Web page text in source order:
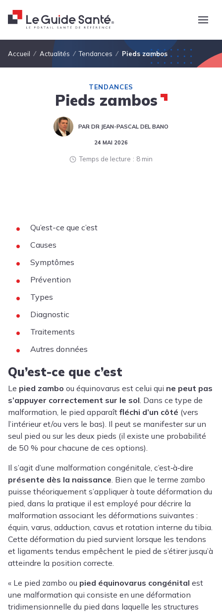
Fil d'Ariane
Accueil Actualités Tendances Pieds zambos
TENDANCES
Pieds zambos
PAR DR JEAN-PASCAL DEL BANO
24 MAI 2026
Temps de lecture 8 min
Qu’est-ce que c’est
Causes
Symptômes
Prévention
Types
Diagnostic
Traitements
Autres données
Qu’est-ce que c’est
Le pied zambo ou équinovarus est celui qui ne peut pas
s’appuyer correctement sur le sol. Dans ce type de
malformation, le pied apparaît fléchi d’un côté (vers
l’intérieur et/ou vers le bas). Il peut se manifester sur un
seul pied ou sur les deux pieds (il existe une probabilité
de 50 % pour chacune de ces options).
Il s’agit d’une malformation congénitale, c’est‑à‑dire
présente dès la naissance. Bien que le terme zambo
puisse théoriquement s’appliquer à toute déformation du
pied, dans la pratique il est employé pour décrire la
malformation associant les déformations suivantes :
équin, varus, adduction, cavus et rotation interne du tibia.
Cette déformation du pied survient lorsque les tendons
et ligaments tendus empêchent le pied de s’étirer jusqu’à
atteindre la position correcte.
« Le pied zambo ou pied équinovarus congénital est
une malformation qui consiste en une déformation
tridimensionnelle du pied dans laquelle les structures